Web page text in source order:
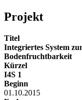
Projekt
Titel
Integriertes System
Bodenfruchtbarkeit
Kürzel
I4S 1
Beginn
01.10.2015